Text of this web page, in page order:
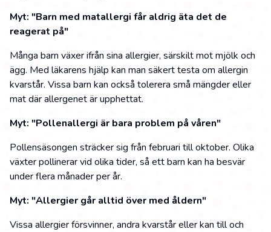
Myt: "Barn med matallergi får aldrig äta det de
reagerat på"
Många barn växer ifrån sina allergier, särskilt mot mjölk och
ägg. Med läkarens hjälp kan man säkert testa om allergin
kvarstår. Vissa barn kan också tolerera små mängder eller
mat där allergenet är upphettat.
Myt: "Pollenallergi är bara problem på våren"
Pollensäsongen sträcker sig från februari till oktober. Olika
växter pollinerar vid olika tider, så ett barn kan ha besvär
under flera månader per år.
Myt: "Allergier går alltid över med åldern"
Vissa allergier försvinner, andra kvarstår eller kan till och